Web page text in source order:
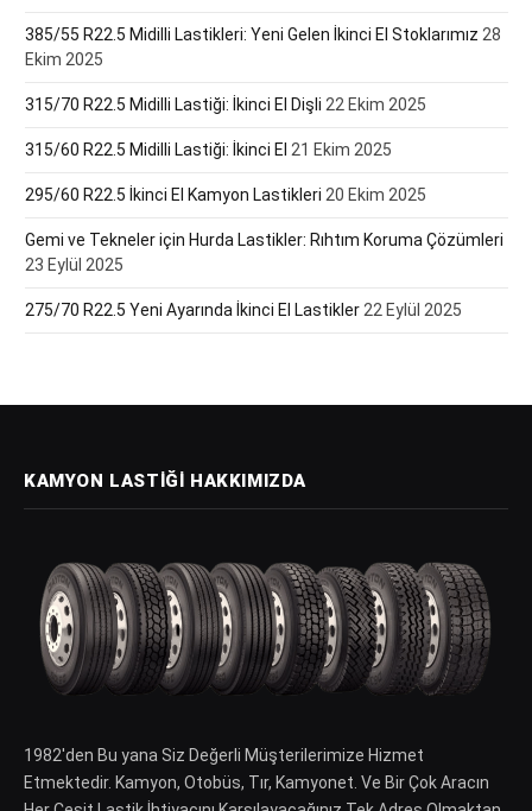
385/55 R22.5 Midilli Lastikleri: Yeni Gelen İkinci El Stoklarımız 28
Ekim 2025
315/70 R22.5 Midilli Lastiği: İkinci El Dişli 22 Ekim 2025
315/60 R22.5 Midilli Lastiği: İkinci El 21 Ekim 2025
295/60 R22.5 İkinci El Kamyon Lastikleri 20 Ekim 2025
Gemi ve Tekneler için Hurda Lastikler: Rıhtım Koruma Çözümleri
23 Eylül 2025
275/70 R22.5 Yeni Ayarında İkinci El Lastikler 22 Eylül 2025
KAMYON LASTIĞI HAKKIMIZDA
1982′den Bu yana Siz Değerli Müşterilerimize Hizmet
Etmektedir. Kamyon, Otobüs, Tır, Kamyonet. Ve Bir Çok Aracın